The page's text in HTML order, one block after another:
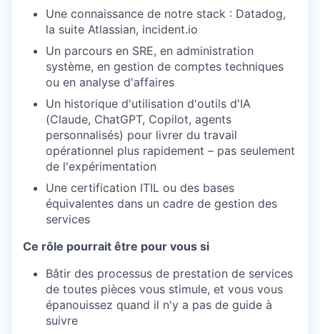
Une connaissance de notre stack : Datadog,
la suite Atlassian, incident.io
Un parcours en SRE, en administration
système, en gestion de comptes techniques
ou en analyse d'affaires
Un historique d'utilisation d'outils d'IA
(Claude, ChatGPT, Copilot, agents
personnalisés) pour livrer du travail
opérationnel plus rapidement – pas seulement
de l'expérimentation
Une certification ITIL ou des bases
équivalentes dans un cadre de gestion des
services
Ce rôle pourrait être pour vous si
Bâtir des processus de prestation de services
de toutes pièces vous stimule, et vous vous
épanouissez quand il n'y a pas de guide à
suivre